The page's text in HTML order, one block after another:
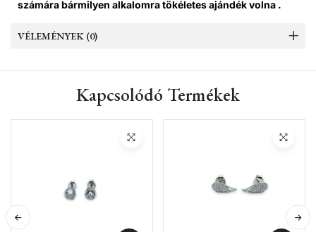
számára bármilyen alkalomra tökéletes ajándék volna .
VÉLEMÉNYEK (0)
Kapcsolódó Termékek